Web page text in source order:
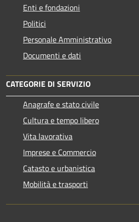
Enti e fondazioni
Politici
Personale Amministrativo
Documenti e dati
CATEGORIE DI SERVIZIO
Anagrafe e stato civile
Cultura e tempo libero
Vita lavorativa
Imprese e Commercio
Catasto e urbanistica
Mobilità e trasporti